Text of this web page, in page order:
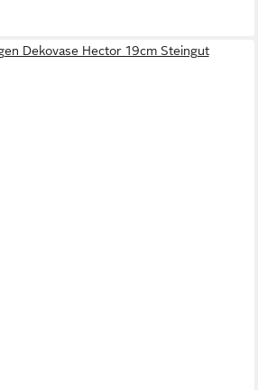
Dekovase Hector 19cm Steingut